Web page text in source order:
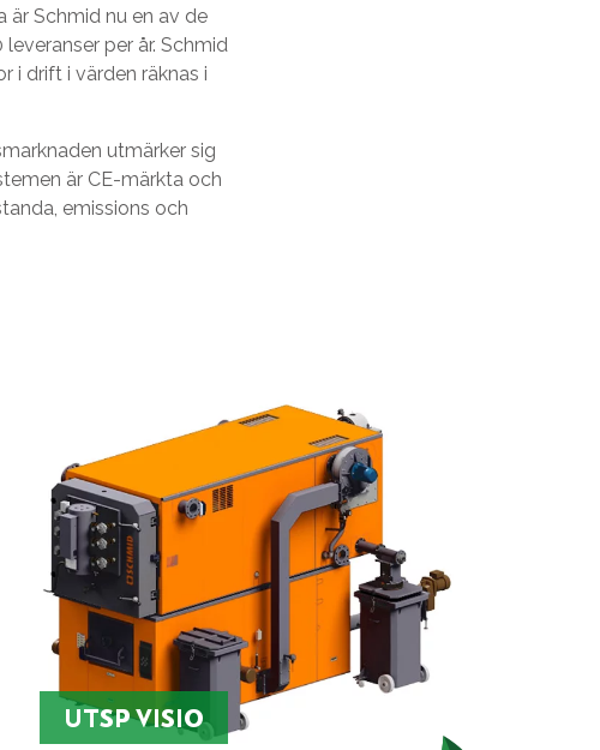
är Schmid nu en av de
per år. Schmid
i drift i värden räknas i
utmärker sig
är CE-märkta och
emissions och
UTSP VISIO